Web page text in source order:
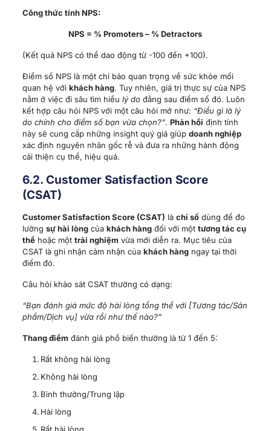
này sẽ cung cấp những insight quý giá giúp
cải thiện cụ thể, hiệu quả.
6.2. Customer Satisfaction Score
(CSAT)
Customer Satisfaction Score (CSAT)làchỉ số dùng để đo
lườngsự hài lòngcủakhách hàngđối với mộttương tác cụ
thểhoặc mộttrải nghiệmvừa mới diễn ra. Mục tiêu của
CSAT là ghi nhận cảm nhận củakhách hàng ngay tại thời
điểm đó.
“Bạn đánh giá mức độ hài lòng tổng thể với [Tương tác/Sản
phẩm/Dịch vụ] vừa rồi như thế nào?”
Thang điểmđánh giá phổ biến thường là từ 1 đến 5:
Rất không hài lòng
Không hài lòng
Rất hài lòng
Công thức tính % CSAT:
% CSAT = (Số lượng khách hàng trả lời “Hài lòng” (điểm
4) + “Rất hài lòng” (điểm 5) / Tổng số khách hàng trả lời
Thời điểm thích hợp để thực hiện khảo sát CSAT là ngay sau
khikhách hàng